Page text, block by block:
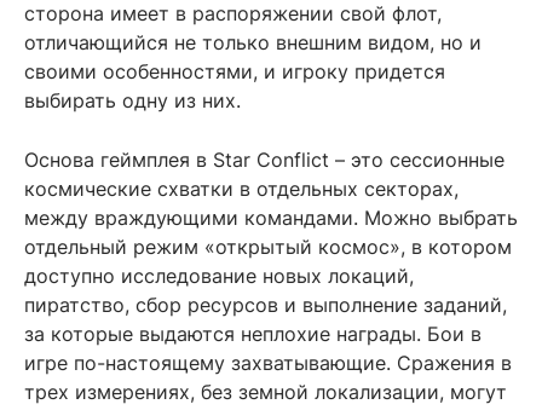
сторона имеет в распоряжении свой флот,
отличающийся не только внешним видом, но и
своими особенностями, и игроку придется
выбирать одну из них.
Основа геймплея в Star Conflict – это сессионные
космические схватки в отдельных секторах,
между враждующими командами. Можно выбрать
отдельный режим «открытый космос», в котором
доступно исследование новых локаций,
пиратство, сбор ресурсов и выполнение заданий,
за которые выдаются неплохие награды. Бои в
игре по-настоящему захватывающие. Сражения в
трех измерениях, без земной локализации, могут